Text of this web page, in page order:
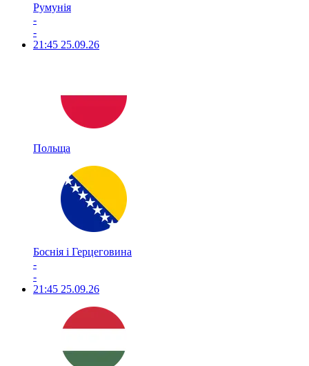
Румунія
-
-
21:45 25.09.26
Польща
Боснія і Герцеговина
-
-
21:45 25.09.26